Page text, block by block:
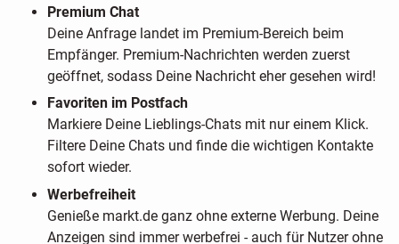
Premium Chat
Deine Anfrage landet im Premium-Bereich beim
Empfänger. Premium-Nachrichten werden zuerst
geöffnet, sodass Deine Nachricht eher gesehen wird!
Favoriten im Postfach
Markiere Deine Lieblings-Chats mit nur einem Klick.
Filtere Deine Chats und finde die wichtigen Kontakte
sofort wieder.
Werbefreiheit
Genieße markt.de ganz ohne externe Werbung. Deine
Anzeigen sind immer werbefrei - auch für Nutzer ohne